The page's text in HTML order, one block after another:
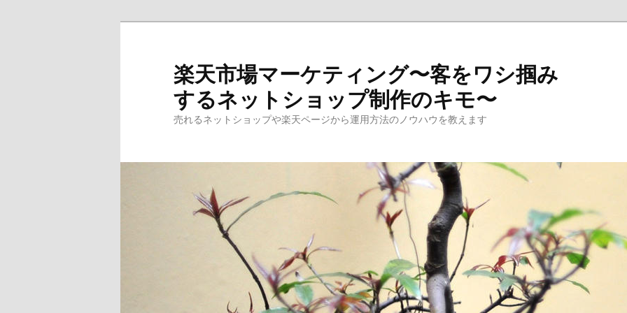
楽天市場マーケティング〜客をワシ掴み
するネットショップ制作のキモ〜
売れるネットショップや楽天ページから運用方法のノウハウを教えます